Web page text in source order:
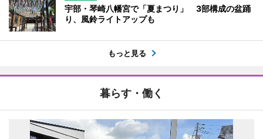
宇部・琴崎八幡宮で「夏まつり」 3部構成の盆踊
り、風鈴ライトアップも
もっと見る
暮らす・働く